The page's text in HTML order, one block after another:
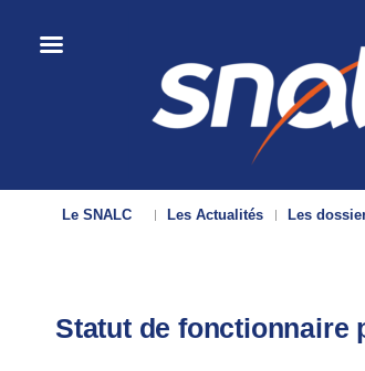
Le SNALC Les Actualités Les
Statut de fonctionnaire